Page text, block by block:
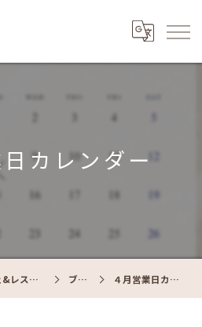
カレンダー
熊野町のランチならカフェ&レストラン Cafe照 ブログ ４月営業日カレンダー